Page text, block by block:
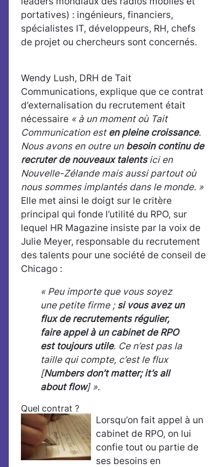
portatives) : ingénieurs, financiers,
spécialistes IT, développeurs, RH, chefs
de projet ou chercheurs sont concernés.
Wendy Lush, DRH de Tait
Communications, explique que ce contrat
d’externalisation du recrutement était
nécessaire « à un moment où Tait
Communication est en pleine croissance.
Nous avons en outre un besoin continu de
recruter de nouveaux talentsici en
Nouvelle-Zélande mais aussi partout où
nous sommes implantés dans le monde. »
Elle met ainsi le doigt sur le critère
principal qui fonde l’utilité du RPO, sur
lequel HR Magazine insiste par la voix de
Julie Meyer, responsable du recrutement
des talents pour une société de conseil de
Chicago :
« Peu importe que vous soyez
une petite firme ;si vous avez un
flux de recrutements régulier,
faire appel à un cabinet de RPO
est toujours utile. Ce n’est pas la
taille qui compte, c’est le flux
[Numbers don’t matter; it’s all
about flow] ».
Quel contrat ?
Lorsqu’on fait appel à un
cabinet de RPO, on lui
confie tout ou partie de
ses besoins en